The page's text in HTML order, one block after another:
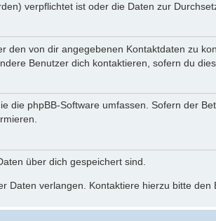
verpflichtet ist oder die Daten zur
den von dir angegebenen Kontaktdaten zu
Benutzer dich kontaktieren, sofern du
die phpBB-Software umfassen. Sofern der
über dich gespeichert sind.
Daten verlangen. Kontaktiere hierzu bitte den